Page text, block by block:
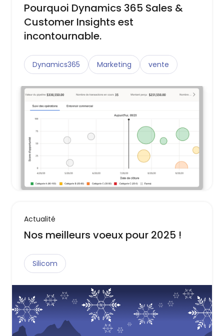
Pourquoi Dynamics 365 Sales &
Customer Insights est
incontournable.
Dynamics365 Marketing vente
Actualité
Nos meilleurs voeux pour 2025 !
Silicom